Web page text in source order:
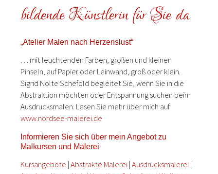
bildende Künstlerin für Sie da
„Atelier Malen nach Herzenslust“
… mit leuchtenden Farben, großen und kleinen
Pinseln, auf Papier oder Leinwand, groß oder klein.
Sigrid Nolte Schefold begleitet Sie, wenn Sie in die
Abstraktion möchten oder Entspannung suchen beim
Ausdrucksmalen. Lesen Sie mehr über mich auf
www.nordsee-malerei.de
Informieren Sie sich über mein Angebot zu
Malkursen und Malerei
Kursangebote |Abstrakte Malerei |Ausdrucksmalerei |